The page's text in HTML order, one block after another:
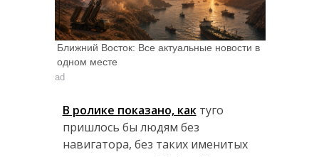
Ближний Восток: Все актуальные новости в
одном месте
ad
В ролике показано, кактуго
пришлось бы людям без
навигатора, без таких именитых